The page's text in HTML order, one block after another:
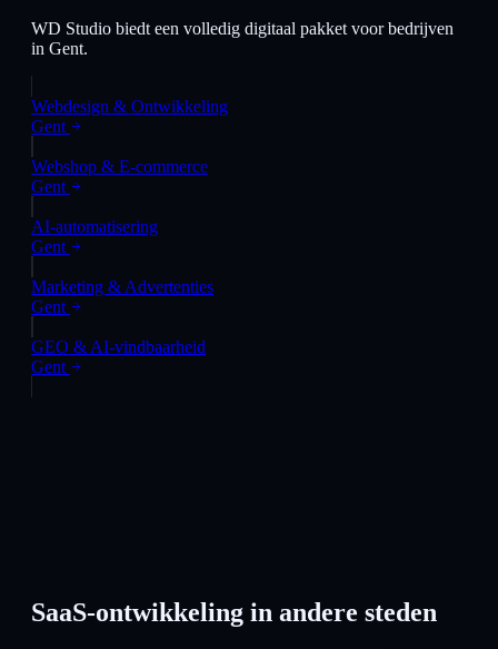
WD Studio biedt een volledig digitaal pakket voor bedrijven
in Gent.
Webdesign & Ontwikkeling
Gent
Webshop & E-commerce
Gent
AI-automatisering
Gent
Marketing & Advertenties
Gent
GEO & AI-vindbaarheid
Gent
SaaS-ontwikkeling in andere steden